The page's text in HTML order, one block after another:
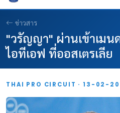
ข่าวสาร
"วรัญญา" ผ่านเข้าเมน
ไอทีเอฟ ที่ออสเตรเลีย
THAI PRO CIRCUIT · 13-02-